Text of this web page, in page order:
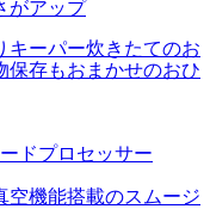
がアップ
キーパー炊きたてのお
保存もおまかせのおひ
ドプロセッサー
空機能搭載のスムージ